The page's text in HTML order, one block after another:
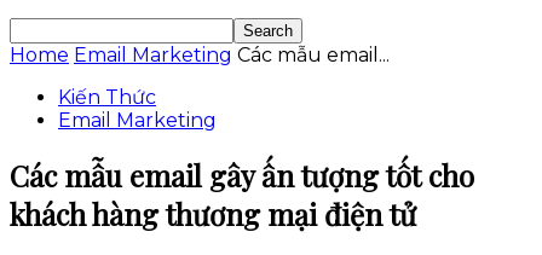
Home Email Marketing Các mẫu email...
Kiến Thức
Email Marketing
Các mẫu email gây ấn tượng tốt cho
khách hàng thương mại điện tử